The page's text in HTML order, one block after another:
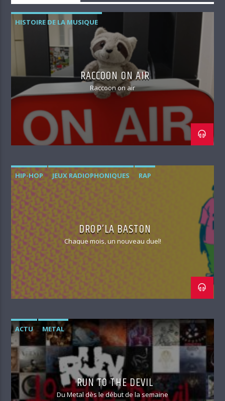
HISTOIRE DE LA MUSIQUE
RACCOON ON AIR
Raccoon on air
HIP-HOP JEUX RADIOPHONIQUES RAP
DROP’LA BASTON
Chaque mois, un nouveau duel!
ACTU METAL
RUN TO THE DEVIL
Du Metal dès le début de la semaine